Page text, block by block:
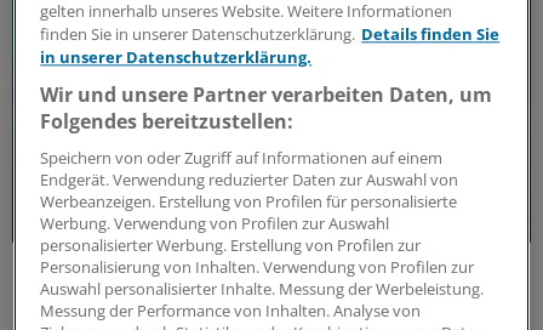
Update MS
Update Multiple Sklerose: Aktuelle
Erkenntnisse und Entwicklungen
gelten innerhalb unseres Website. Weitere Informationen
finden Sie in unserer Datenschutzerklärung. Details finden Sie
in unserer Datenschutzerklärung.
Wir und unsere Partner verarbeiten Daten, um
Folgendes bereitzustellen:
Speichern von oder Zugriff auf Informationen auf einem
Endgerät. Verwendung reduzierter Daten zur Auswahl von
Werbeanzeigen. Erstellung von Profilen für personalisierte
Werbung. Verwendung von Profilen zur Auswahl
personalisierter Werbung. Erstellung von Profilen zur
Personalisierung von Inhalten. Verwendung von Profilen zur
Auswahl personalisierter Inhalte. Messung der Werbeleistung.
Messung der Performance von Inhalten. Analyse von